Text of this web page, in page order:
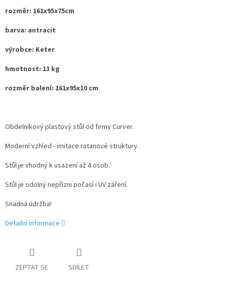
rozměr: 161x95x75cm
barva: antracit
výrobce: Keter
hmotnost: 13 kg
rozměr balení: 161x95x10 cm
Obdelníkový plastový stůl od firmy Curver.
Moderní vzhled - imitace ratanové struktury.
Stůl je vhodný k usazení až 4 osob.
Stůl je odolný nepřízni počasí i UV záření.
Snadná údržba!
Detailní informace
ZEPTAT SE SDÍLET